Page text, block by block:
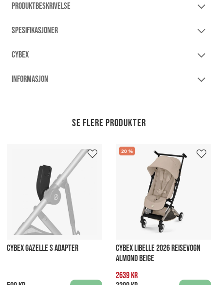
PRODUKTBESKRIVELSE
SPESIFIKASJONER
CYBEX
INFORMASJON
Se flere produkter
CYBEX GAZELLE S ADAPTER
20
CYBEX LIBELLE 2026 REISEVOGN
ALMOND BEIGE
2639 kr